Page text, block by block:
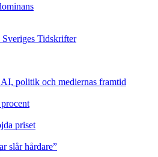
Tidskrifter
AI, politik och mediernas framtid
priset
slår hårdare”